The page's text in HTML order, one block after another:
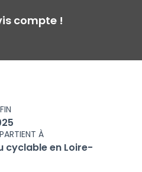
compte !
À
cyclable en Loire-